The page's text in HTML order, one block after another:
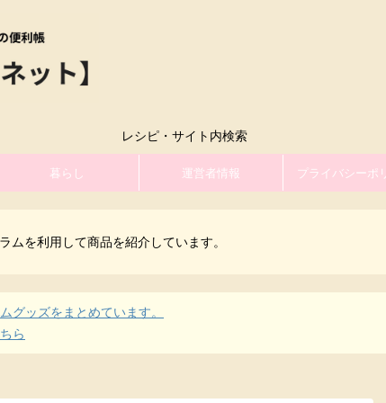
レシピ・サイト内検索
暮らし 運営者情報 プライバシーポ
ムを利用して商品を紹介しています。
グッズをまとめています。
ら